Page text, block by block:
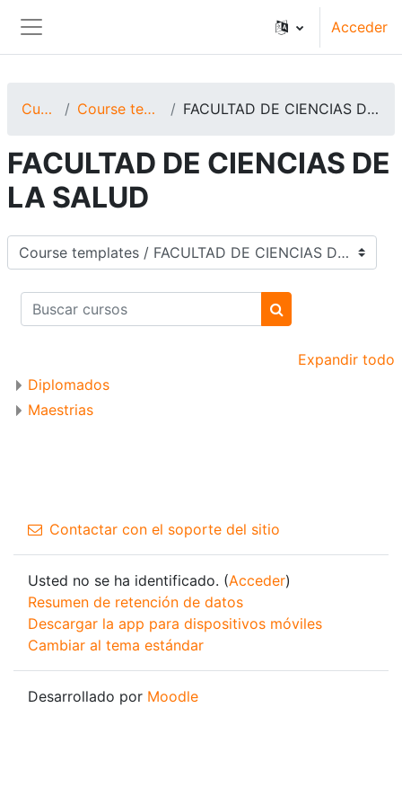
Panel lateral
Acceder
Cursos Course templates FACULTAD DE CIENCIAS DE LA SALUD
FACULTAD DE CIENCIAS DE
LA SALUD
Categorías
Buscar cursos
Buscar cursos
Expandir todo
Diplomados
Maestrias
Contactar con el soporte del sitio
Usted no se ha identificado. (Acceder)
Resumen de retención de datos
Descargar la app para dispositivos móviles
Cambiar al tema estándar
Desarrollado por Moodle